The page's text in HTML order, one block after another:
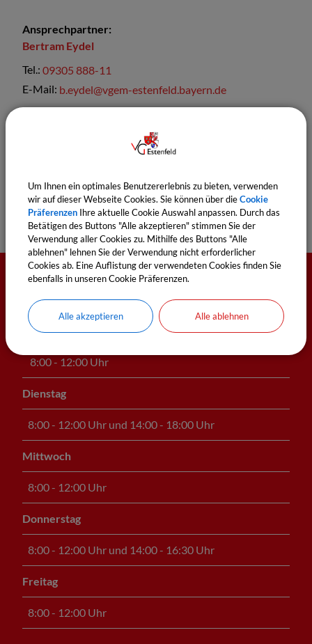
Ansprechpartner:
Bertram Eydel
Tel.: 09305 888-11
E-Mail: b.eydel@vgem-estenfeld.bayern.de
Einwohnermeldeamt
Montag
8:00 - 12:00 Uhr
Dienstag
8:00 - 12:00 Uhr und 14:00 - 18:00 Uhr
Mittwoch
8:00 - 12:00 Uhr
Donnerstag
8:00 - 12:00 Uhr und 14:00 - 16:30 Uhr
Freitag
8:00 - 12:00 Uhr
Um Ihnen ein optimales Benutzererlebnis zu bieten, verwenden
wir auf dieser Webseite Cookies. Sie können über dieCookie
Präferenzen Ihre aktuelle Cookie Auswahl anpassen. Durch das
Betätigen des Buttons "Alle akzeptieren" stimmen Sie der
Verwendung aller Cookies zu. Mithilfe des Buttons "Alle
ablehnen" lehnen Sie der Verwendung nicht erforderlicher
Cookies ab. Eine Auflistung der verwendeten Cookies finden Sie
ebenfalls in unseren Cookie Präferenzen.
Alle akzeptieren Alle ablehnen